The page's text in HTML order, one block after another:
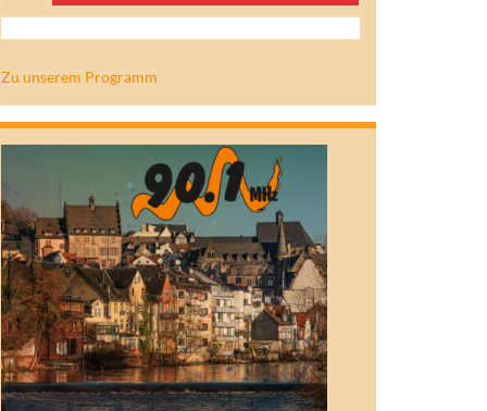
Zu unserem Programm